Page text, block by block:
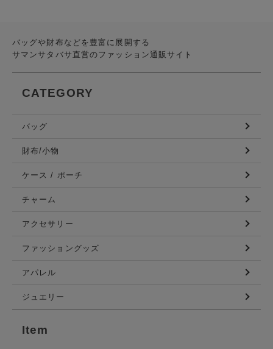
バッグや財布などを豊富に展開する
サマンサタバサ直営のファッション通販サイト
CATEGORY
バッグ
財布/小物
ケース / ポーチ
チャーム
アクセサリー
ファッショングッズ
アパレル
ジュエリー
Item